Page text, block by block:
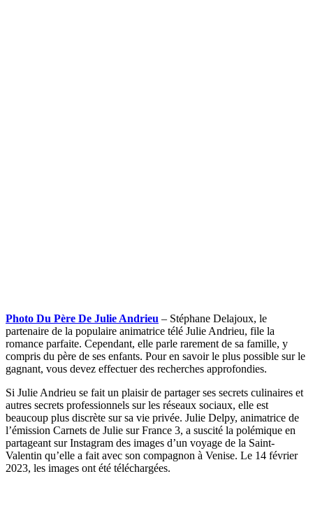
Photo Du Père De Julie Andrieu – Stéphane Delajoux, le
partenaire de la populaire animatrice télé Julie Andrieu, file la
romance parfaite. Cependant, elle parle rarement de sa famille, y
compris du père de ses enfants. Pour en savoir le plus possible sur le
gagnant, vous devez effectuer des recherches approfondies.
Si Julie Andrieu se fait un plaisir de partager ses secrets culinaires et
autres secrets professionnels sur les réseaux sociaux, elle est
beaucoup plus discrète sur sa vie privée. Julie Delpy, animatrice de
l’émission Carnets de Julie sur France 3, a suscité la polémique en
partageant sur Instagram des images d’un voyage de la Saint-
Valentin qu’elle a fait avec son compagnon à Venise. Le 14 février
2023, les images ont été téléchargées.